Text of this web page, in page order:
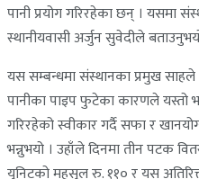
पानी प्रयोग गरिरहेका छन् ।
स्थानीयवासी अर्जुन सुवेदीले
यस सम्बन्धमा संस्थानका प्रमुख साहले
पानीका पाइप फुटेका कारणले यस्तो
गरिरहेको स्वीकार गर्दै सफा र
भन्नुभयो । उहाँले दिनमा तीन पटक
युनिटको महसुल रु. ११० र यस